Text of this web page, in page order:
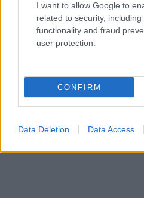
I want to allow Google to
related to security,
functionality and fraud
user protection.
CONFIRM
Data Deletion Data Access